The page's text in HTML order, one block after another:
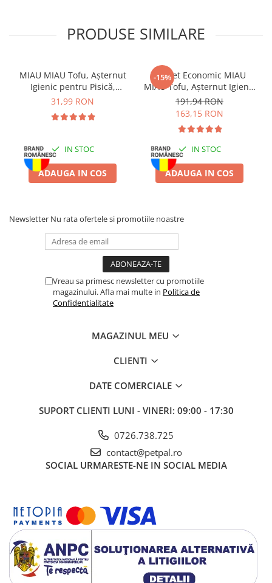
PRODUSE SIMILARE
MIAU MIAU Tofu, Așternut
Igienic pentru Pisică,
Lavandă, 6L
31,99 RON
IN STOC
ADAUGA IN COS
-15%
Pachet Economic MIAU
MIAU Tofu, Așternut Igienic
pentru Pisică, Lavandă,
6x6L
191,94 RON
163,15 RON
IN STOC
ADAUGA IN COS
Newsletter Nu rata ofertele si promotiile noastre
Vreau sa primesc newsletter cu promotiile
magazinului. Afla mai multe in Politica de
Confidentialitate
MAGAZINUL MEU
CLIENTI
DATE COMERCIALE
SUPORT CLIENTI LUNI - VINERI: 09:00 - 17:30
0726.738.725
contact@petpal.ro
SOCIAL URMARESTE-NE IN SOCIAL MEDIA